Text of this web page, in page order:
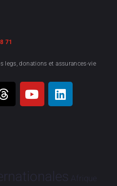
71
legs, donations et assurances-vie
Afrique